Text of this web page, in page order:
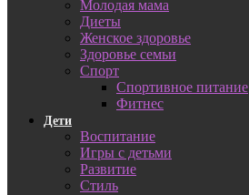
Молодая мама
Диеты
Женское здоровье
Здоровье семьи
Спорт
Спортивное питание
Фитнес
Дети
Воспитание
Игры с детьми
Развитие
Стиль